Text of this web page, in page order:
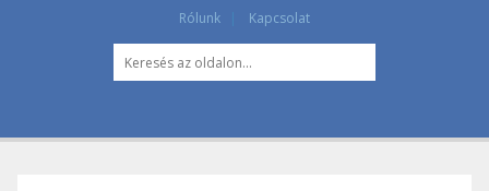
Rólunk Kapcsolat